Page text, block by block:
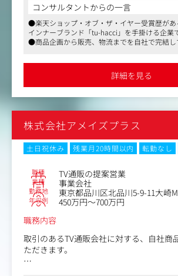
ブランディングの浸透をゴールとした、
集業務を担当していただきます。
与えられた役割以外でも、撮影、ディレ
的にチャレンジすることで、総合的なス
（BGM入れ・字幕の挿入・サムネ作成）
・撮影（ロケ、社内）の同行、ディレク
※他、スキルに応じた業務を行っていた
（Photoshopを使用したWeb制作や、サ
コンサルタントからの一言
●楽天ショップ・オブ・ザ・イヤー受賞歴があ
インナーブランド「tu-hacci」を手掛ける企業
●商品企画から販売、物流までを自社で完結し
詳細を見る
株式会社アメイズプラス
土日祝休み 残業月20時間以内 転勤なし
職種 TV通販の提案営業
業種 事業会社
勤務地 東京都品川区北品川5-9-11大崎
年収例
450万円～700万円
職務内容
取引のあるTV通販会社に対する、自社商
ただきます。